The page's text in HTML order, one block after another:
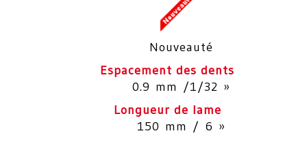
Nouveauté
Espacement des dents
0.9 mm /1/32 »
Longueur de lame
150 mm / 6 »